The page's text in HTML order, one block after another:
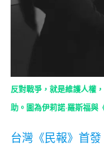
反對戰爭，就是維護人權
助。圖為伊莉諾·羅斯福與
台灣《民報》首發